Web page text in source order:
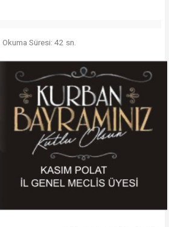
Okuma Süresi: 42 sn.